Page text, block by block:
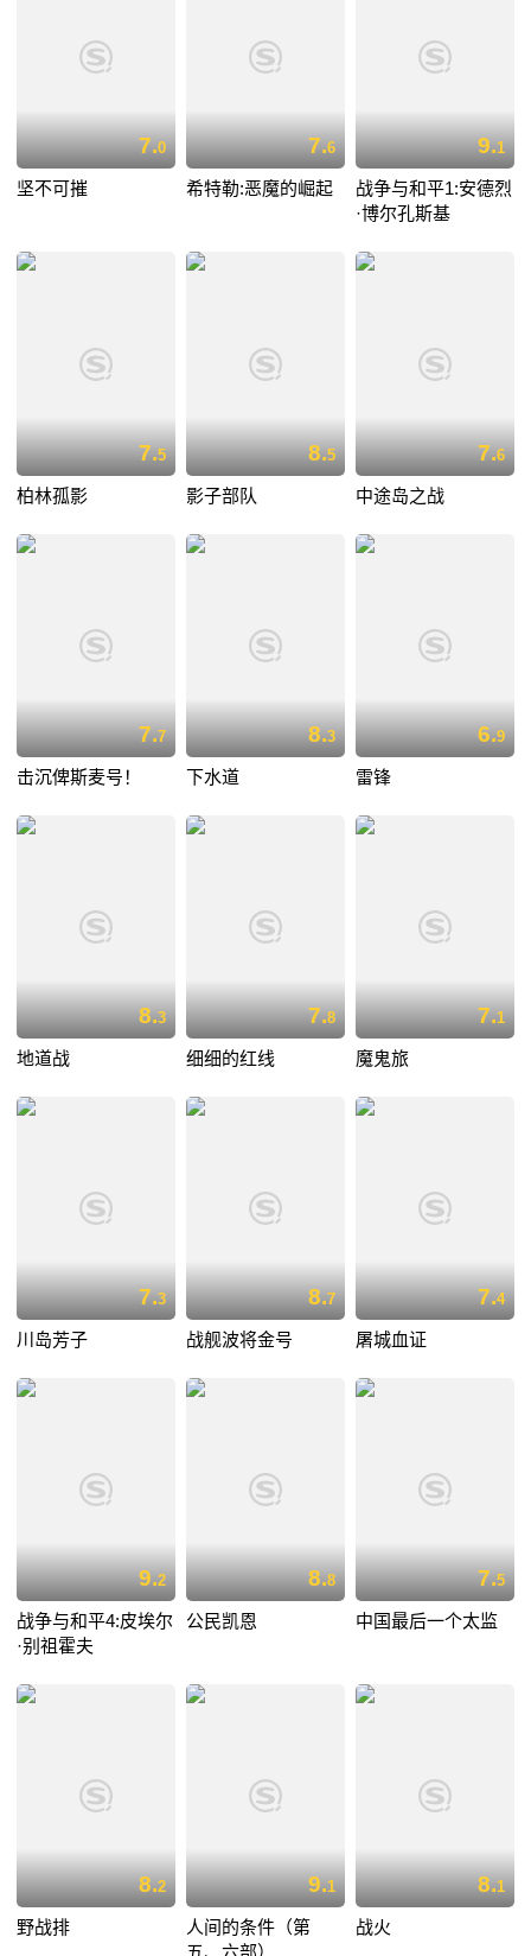
7.0
坚不可摧
7.6
希特勒:恶魔的崛起
9.1
战争与和平1:安德烈
·博尔孔斯基
7.5
柏林孤影
8.5
影子部队
7.6
中途岛之战
7.7
击沉俾斯麦号！
8.3
下水道
6.9
雷锋
8.3
地道战
7.8
细细的红线
7.1
魔鬼旅
7.3
川岛芳子
8.7
战舰波将金号
7.4
屠城血证
9.2
战争与和平4:皮埃尔
·别祖霍夫
8.8
公民凯恩
7.5
中国最后一个太监
8.2
野战排
9.1
人间的条件（第
8.1
战火